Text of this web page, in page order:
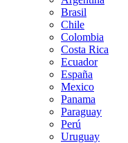
Brasil
Chile
Colombia
Costa Rica
Ecuador
España
Mexico
Panama
Paraguay
Perú
Uruguay